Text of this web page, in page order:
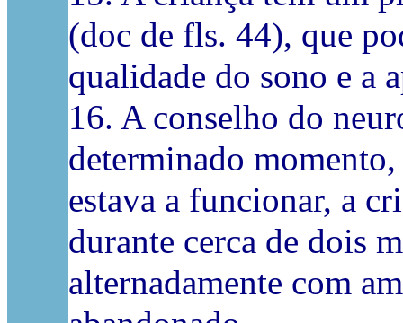
(doc de fls. 44), que
qualidade do sono e a
16. A conselho do
determinado
estava a funcionar, a
durante cerca de dois
alternadamente com